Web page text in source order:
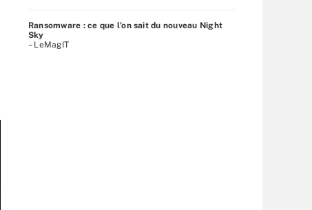
Ransomware : ce que l’on sait du nouveau Night
Sky
– LeMagIT